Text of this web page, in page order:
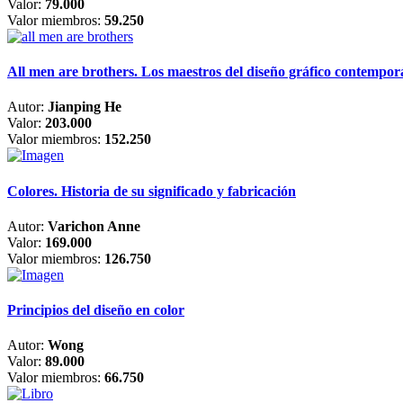
Valor: 79.000
Valor miembros: 59.250
All men are brothers. Los maestros del diseño gráfico
Autor: Jianping He
Valor: 203.000
Valor miembros: 152.250
Colores. Historia de su significado y fabricación
Autor: Varichon Anne
Valor: 169.000
Valor miembros: 126.750
Principios del diseño en color
Autor: Wong
Valor: 89.000
Valor miembros: 66.750